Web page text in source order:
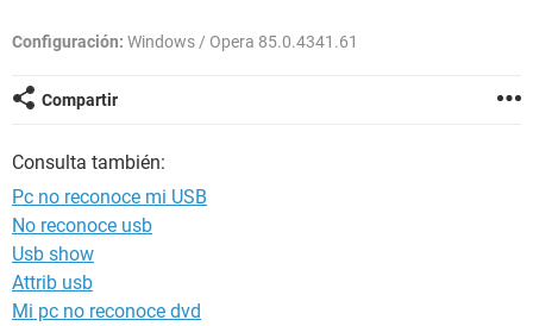
Configuración: Windows / Opera 85.0.4341.61
Compartir
Consulta también:
Pc no reconoce mi USB
No reconoce usb
Usb show
Attrib usb
Mi pc no reconoce dvd